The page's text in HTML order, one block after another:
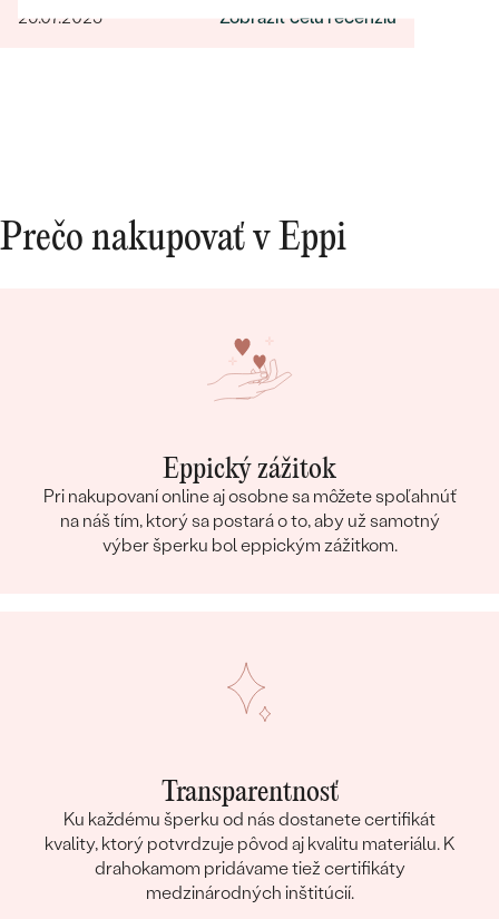
29.07.2025
Zobraziť celú recenziu
Prečo nakupovať v Eppi
Eppický zážitok
Pri nakupovaní online aj osobne sa môžete spoľahnúť
na náš tím, ktorý sa postará o to, aby už samotný
výber šperku bol eppickým zážitkom.
Transparentnosť
Ku každému šperku od nás dostanete certifikát
kvality, ktorý potvrdzuje pôvod aj kvalitu materiálu. K
drahokamom pridávame tiež certifikáty
medzinárodných inštitúcií.